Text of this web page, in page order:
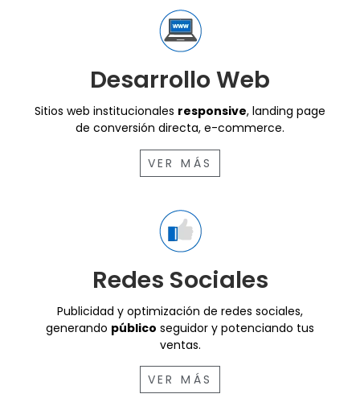
Desarrollo Web
Sitios web institucionales responsive, landing page
de conversión directa, e-commerce.
VER MÁS
Redes Sociales
Publicidad y optimización de redes sociales,
generando público seguidor y potenciando tus
ventas.
VER MÁS